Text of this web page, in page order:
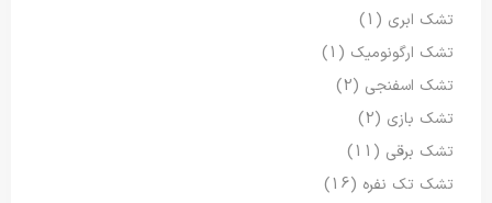
تشک ابری (1)
تشک ارگونومیک (1)
تشک اسفنجی (2)
تشک بازی (2)
تشک برقی (11)
تشک تک نفره (16)